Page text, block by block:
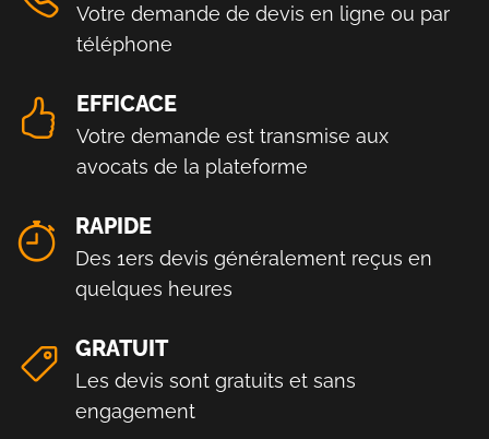
Votre demande de devis en ligne ou par
téléphone
EFFICACE
Votre demande est transmise aux
avocats de la plateforme
RAPIDE
Des 1ers devis généralement reçus en
quelques heures
GRATUIT
Les devis sont gratuits et sans
engagement